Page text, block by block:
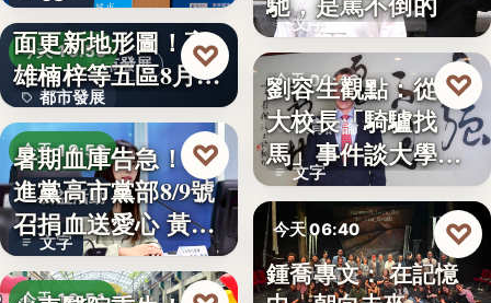
產…
都市發展
今天 19:55
都市發展
文字
二十多年來首次全
面更新地形圖！高
雄楠梓等五區8月20
日上…
♡
今天 19:53
公益活動
文字
暑期血庫告急！民
進黨高市黨部8/9號
召捐血送愛心 黃
捷、…
♡
文字
今天 06:42
教育評論
文字
劉容生觀點：從清
大校長「騎驢找
馬」事件談大學治
理與領導倫…
♡
今天 06:40
劇場隨筆
鍾喬專文： 在記憶
♡